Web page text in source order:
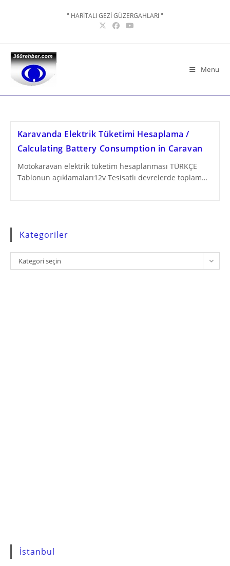
" HARİTALI GEZİ GÜZERGAHLARI "
Menu
Karavanda Elektrik Tüketimi Hesaplama /
Calculating Battery Consumption in Caravan
Motokaravan elektrik tüketim hesaplanması TÜRKÇE
Tablonun açıklamaları12v Tesisatlı devrelerde toplam…
Kategoriler
Kategoriler
Kategori seçin
İstanbul